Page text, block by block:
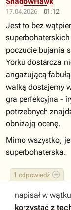
17.04.2026 01:12
1 odpowiedź
Jest to bez
poczucie bujania
Yorku dostarcza
angażującą
walką dostajemy
gra perfekcyjna -
potrzebnych
obniżają ocenę.
Mimo wszystko,
superbohaterska.
napisał w
korzystać z